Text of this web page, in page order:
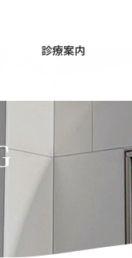
診療案内